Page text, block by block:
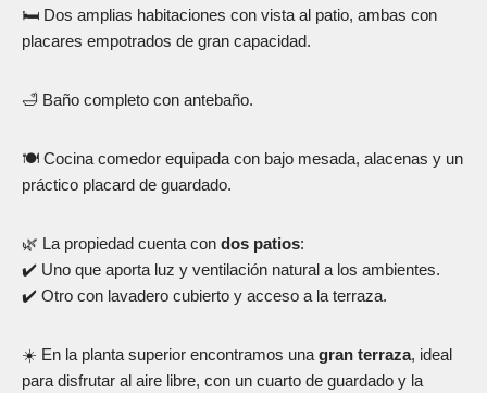
🛏️ Dos amplias habitaciones con vista al patio, ambas con
placares empotrados de gran capacidad.
🛁 Baño completo con antebaño.
🍽️ Cocina comedor equipada con bajo mesada, alacenas y un
práctico placard de guardado.
🌿 La propiedad cuenta con dos patios:
✔️ Uno que aporta luz y ventilación natural a los ambientes.
✔️ Otro con lavadero cubierto y acceso a la terraza.
☀️ En la planta superior encontramos una gran terraza, ideal
para disfrutar al aire libre, con un cuarto de guardado y la